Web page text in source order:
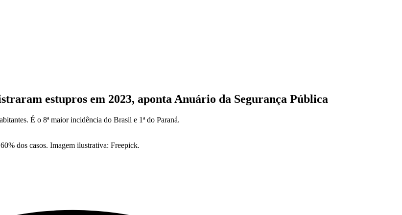
estupros em 2023, aponta Anuário da Segurança Pública
É o 8ª maior incidência do Brasil e 1ª do Paraná.
dos casos. Imagem ilustrativa: Freepick.